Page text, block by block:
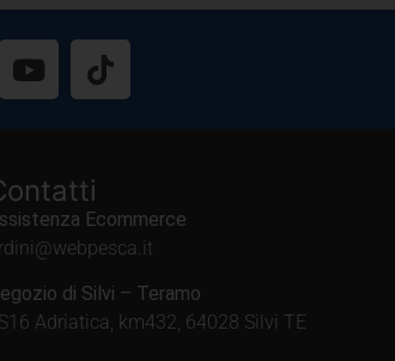
Ecommerce
di Silvi – Teramo
Adriatica, km432, 64028 Silvi TE